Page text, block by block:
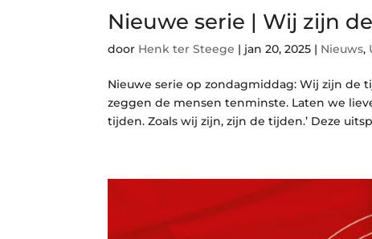
Nieuwe serie | Wij zijn
door Henk ter Steege | jan 20, 2025 | Nieuws,
Nieuwe serie op zondagmiddag: Wij zijn de
zeggen de mensen tenminste. Laten we
tijden. Zoals wij zijn, zijn de tijden.’ Deze